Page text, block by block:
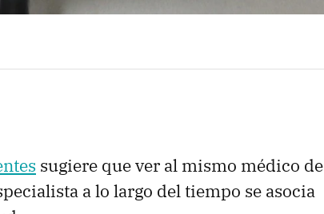
sugiere que ver al mismo médico de
a lo largo del tiempo se asocia